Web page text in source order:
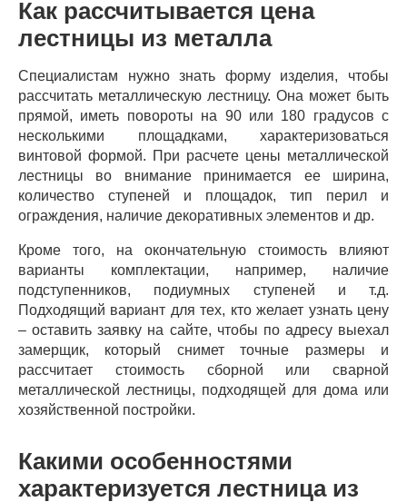
Как рассчитывается цена
лестницы из металла
Специалистам нужно знать форму изделия, чтобы
рассчитать металлическую лестницу. Она может быть
прямой, иметь повороты на 90 или 180 градусов с
несколькими площадками, характеризоваться
винтовой формой. При расчете цены металлической
лестницы во внимание принимается ее ширина,
количество ступеней и площадок, тип перил и
ограждения, наличие декоративных элементов и др.
Кроме того, на окончательную стоимость влияют
варианты комплектации, например, наличие
подступенников, подиумных ступеней и т.д.
Подходящий вариант для тех, кто желает узнать цену
– оставить заявку на сайте, чтобы по адресу выехал
замерщик, который снимет точные размеры и
рассчитает стоимость сборной или сварной
металлической лестницы, подходящей для дома или
хозяйственной постройки.
Какими особенностями
характеризуется лестница из